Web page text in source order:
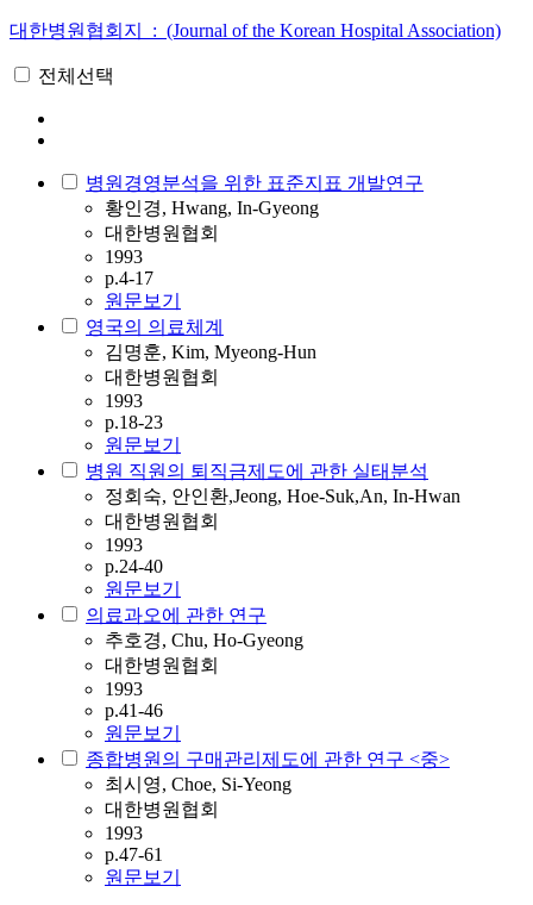
대한병원협회지 : (Journal of the Korean Hospital Association)
전체선택
병원경영분석을 위한 표준지표 개발연구
황인경, Hwang, In-Gyeong
대한병원협회
1993
p.4-17
원문보기
영국의 의료체계
김명훈, Kim, Myeong-Hun
대한병원협회
1993
p.18-23
원문보기
병원 직원의 퇴직금제도에 관한 실태분석
정회숙, 안인환,Jeong, Hoe-Suk,An, In-Hwan
대한병원협회
1993
p.24-40
원문보기
의료과오에 관한 연구
추호경, Chu, Ho-Gyeong
대한병원협회
1993
p.41-46
원문보기
종합병원의 구매관리제도에 관한 연구 <중>
최시영, Choe, Si-Yeong
대한병원협회
1993
p.47-61
원문보기